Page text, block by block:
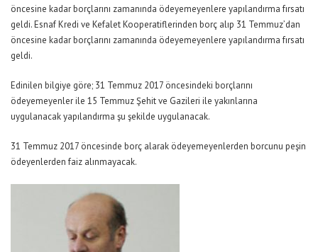
öncesine kadar borçlarını zamanında ödeyemeyenlere yapılandırma fırsatı
geldi. Esnaf Kredi ve Kefalet Kooperatiflerinden borç alıp 31 Temmuz’dan
öncesine kadar borçlarını zamanında ödeyemeyenlere yapılandırma fırsatı
geldi.
Edinilen bilgiye göre; 31 Temmuz 2017 öncesindeki borçlarını
ödeyemeyenler ile 15 Temmuz Şehit ve Gazileri ile yakınlarına
uygulanacak yapılandırma şu şekilde uygulanacak.
31 Temmuz 2017 öncesinde borç alarak ödeyemeyenlerden borcunu peşin
ödeyenlerden faiz alınmayacak.